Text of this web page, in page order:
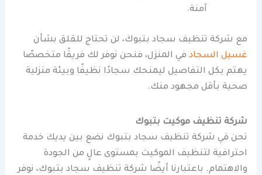
آمنة.
مع شركة تنظيف سجاد بتبوك، لن تحتاج للقلق بشأن
غسيل السجاد في المنزل، فنحن نوفر لك فريقًا متخصصًا
يهتم بكل التفاصيل ليمنحك سجادًا نظيفًا وبيئة منزلية
صحية بأقل مجهود منك.
شركة تنظيف موكيت بتبوك
نحن في شركة تنظيف سجاد بتبوك نضع بين يديك خدمة
احترافية لتنظيف الموكيت بمستوى عالٍ من الجودة
والاهتمام. باعتبارنا أيضًا شركة تنظيف سجاد بتبوك، نوفر